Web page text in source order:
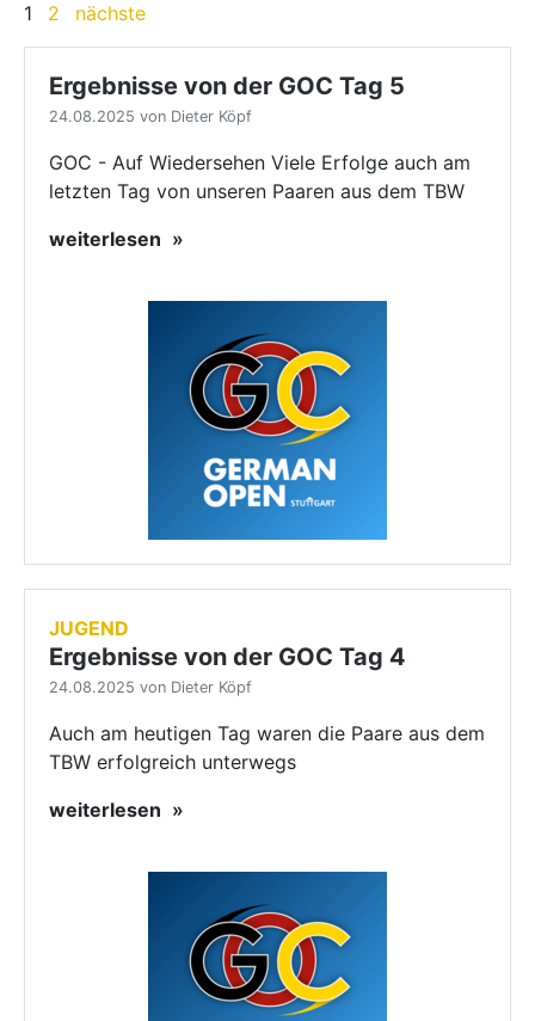
1 2 nächste
Ergebnisse von der GOC Tag 5
24.08.2025 von Dieter Köpf
GOC - Auf Wiedersehen Viele Erfolge auch am
letzten Tag von unseren Paaren aus dem TBW
weiterlesen
JUGEND
Ergebnisse von der GOC Tag 4
24.08.2025 von Dieter Köpf
Auch am heutigen Tag waren die Paare aus dem
TBW erfolgreich unterwegs
weiterlesen